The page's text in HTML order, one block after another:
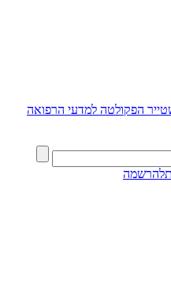
הפקולטה למדעי הרפואה
להרשמה